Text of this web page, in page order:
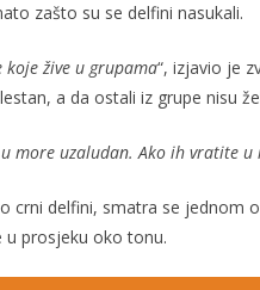
zašto su se delfini nasukali.
koje žive u grupama“, izjavio je
a da ostali iz grupe nisu
more uzaludan. Ako ih vratite u
crni delfini, smatra se jednom
prosjeku oko tonu.